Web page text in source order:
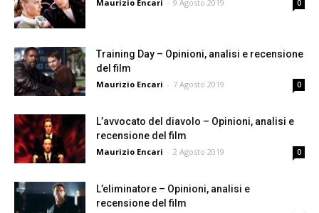
Maurizio Encari - 9 Agosto 2019 0
Training Day – Opinioni, analisi e recensione
del film
Maurizio Encari - 7 Agosto 2019 0
L’avvocato del diavolo – Opinioni, analisi e
recensione del film
Maurizio Encari - 2 Agosto 2019 0
L’eliminatore – Opinioni, analisi e
recensione del film